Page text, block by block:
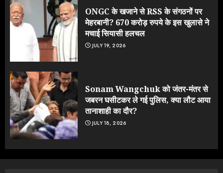
ONGC के खजाने से RSS के संगठनों पर
मेहरबानी? 670 करोड़ रुपये के इस खुलासे ने
मचाई सियासी हलचल
JULY 19, 2026
Sonam Wangchuk को जंतर-मंतर से
जबरन घसीटकर ले गई पुलिस, क्या लौट आया
तानाशाही का दौर?
JULY 18, 2026